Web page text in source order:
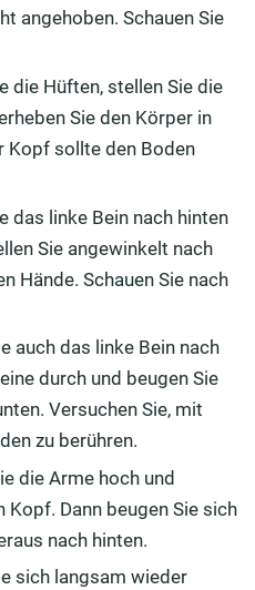
angehoben. Schauen Sie
die Hüften, stellen Sie die
Sie den Körper in
Kopf sollte den Boden
das linke Bein nach hinten
Sie angewinkelt nach
Hände. Schauen Sie nach
auch das linke Bein nach
durch und beugen Sie
Versuchen Sie, mit
zu berühren.
die Arme hoch und
Kopf. Dann beugen Sie sich
nach hinten.
sich langsam wieder